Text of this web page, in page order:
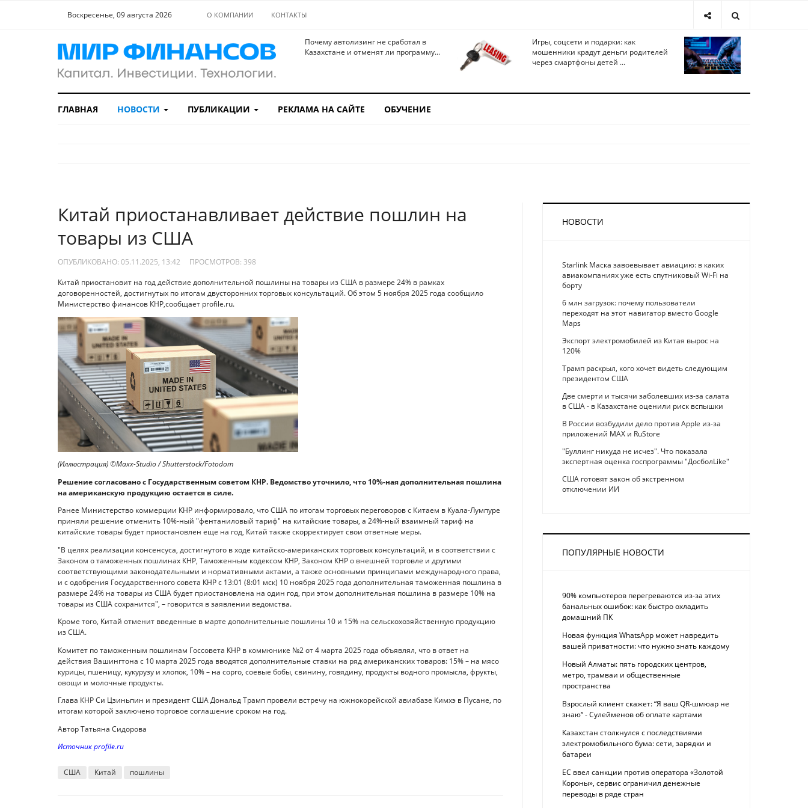
Воскресенье, 09 августа 2026 О КОМПАНИИ КОНТАКТЫ
Почему автолизинг не сработал в
Казахстане и отменят ли программу...
Игры, соцсети и подарки: как
мошенники крадут деньги родителей
через смартфоны детей ...
ГЛАВНАЯ НОВОСТИ ПУБЛИКАЦИИ РЕКЛАМА НА САЙТЕ ОБУЧЕНИЕ
Китай приостанавливает действие пошлин на
товары из США
ОПУБЛИКОВАНО: 05.11.2025, 13:42 ПРОСМОТРОВ: 398
Китай приостановит на год действие дополнительной пошлины на товары из США в размере 24% в рамках
договоренностей, достигнутых по итогам двусторонних торговых консультаций. Об этом 5 ноября 2025 года сообщило
Министерство финансов КНР,сообщает profile.ru.
(Иллюстрация) ©Maxx-Studio / Shutterstock/Fotodom
Решение согласовано с Государственным советом КНР. Ведомство уточнило, что 10%-ная дополнительная пошлина
на американскую продукцию остается в силе.
Ранее Министерство коммерции КНР информировало, что США по итогам торговых переговоров с Китаем в Куала-Лумпуре
приняли решение отменить 10%-ный "фентаниловый тариф" на китайские товары, а 24%-ный взаимный тариф на
китайские товары будет приостановлен еще на год, Китай также скорректирует свои ответные меры.
"В целях реализации консенсуса, достигнутого в ходе китайско-американских торговых консультаций, и в соответствии с
Законом о таможенных пошлинах КНР, Таможенным кодексом КНР, Законом КНР о внешней торговле и другими
соответствующими законодательными и нормативными актами, а также основными принципами международного права,
и с одобрения Государственного совета КНР с 13:01 (8:01 мск) 10 ноября 2025 года дополнительная таможенная пошлина в
размере 24% на товары из США будет приостановлена на один год, при этом дополнительная пошлина в размере 10% на
товары из США сохранится", – говорится в заявлении ведомства.
Кроме того, Китай отменит введенные в марте дополнительные пошлины 10 и 15% на сельскохозяйственную продукцию
из США.
Комитет по таможенным пошлинам Госсовета КНР в коммюнике №2 от 4 марта 2025 года объявлял, что в ответ на
действия Вашингтона с 10 марта 2025 года вводятся дополнительные ставки на ряд американских товаров: 15% – на мясо
курицы, пшеницу, кукурузу и хлопок, 10% – на сорго, соевые бобы, свинину, говядину, продукты водного промысла, фрукты,
овощи и молочные продукты.
Глава КНР Си Цзиньпин и президент США Дональд Трамп провели встречу на южнокорейской авиабазе Кимхэ в Пусане, по
итогам которой заключено торговое соглашение сроком на год.
Автор Татьяна Сидорова
Источник profile.ru
США Китай пошлины
НОВОСТИ
Starlink Маска завоевывает авиацию: в каких
авиакомпаниях уже есть спутниковый Wi-Fi на
борту
6 млн загрузок: почему пользователи
переходят на этот навигатор вместо Google
Maps
Экспорт электромобилей из Китая вырос на
120%
Трамп раскрыл, кого хочет видеть следующим
президентом США
Две смерти и тысячи заболевших из-за салата
в США - в Казахстане оценили риск вспышки
В России возбудили дело против Apple из-за
приложений MAX и RuStore
"Буллинг никуда не исчез". Что показала
экспертная оценка госпрограммы "ДосболLike"
США готовят закон об экстренном
отключении ИИ
ПОПУЛЯРНЫЕ НОВОСТИ
90% компьютеров перегреваются из-за этих
банальных ошибок: как быстро охладить
домашний ПК
Новая функция WhatsApp может навредить
вашей приватности: что нужно знать каждому
Новый Алматы: пять городских центров,
метро, трамваи и общественные
пространства
Взрослый клиент скажет: “Я ваш QR-шмюар не
знаю“ - Сулейменов об оплате картами
Казахстан столкнулся с последствиями
электромобильного бума: сети, зарядки и
батареи
ЕС ввел санкции против оператора «Золотой
Короны», сервис ограничил денежные
переводы в ряде стран